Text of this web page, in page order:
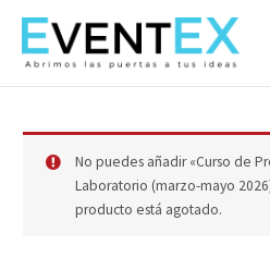
contenido
No puedes añadir «Curso de
Laboratorio (marzo-mayo
producto está agotado.